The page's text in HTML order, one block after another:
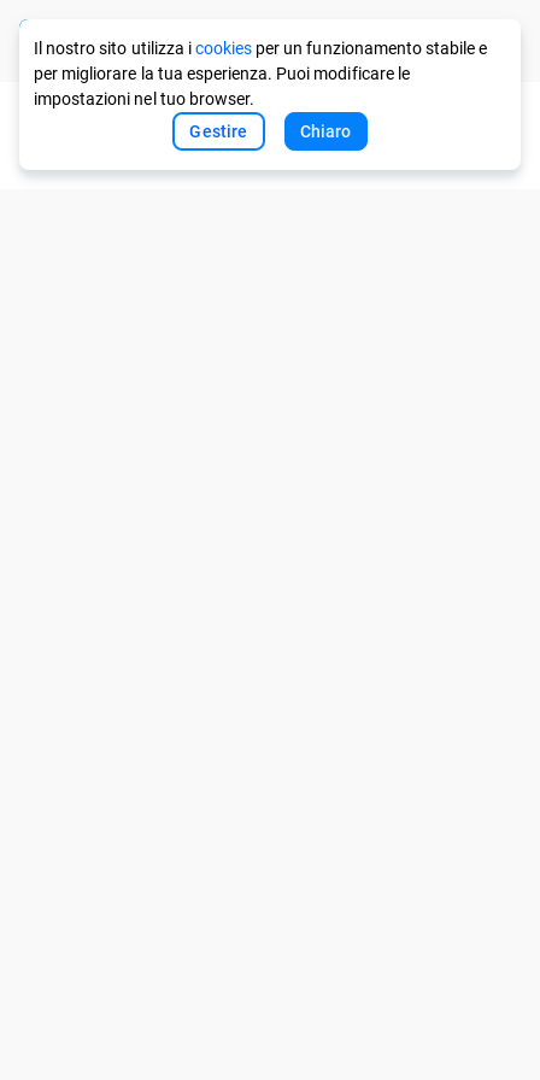
en
Il nostro sito utilizza icookies per un funzionamento stabile e
per migliorare la tua esperienza. Puoi modificare le
impostazioni nel tuo browser.
Gestire
Chiaro